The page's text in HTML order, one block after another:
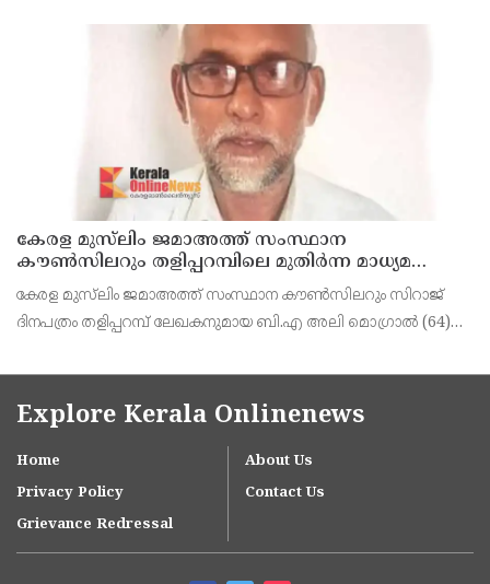
മൃതദേഹം തിരുവനന്തപുരത്തെ
കേരള മുസ്‌ലിം ജമാഅത്ത് സംസ്ഥാന
കൗൺസിലറും തളിപ്പറമ്പിലെ മുതിർന്ന മാധ്യമ
പ്രവർത്തകനുമായ ബി എ അലി മൊഗ്രാൽ
നിര്യാതനായി
കേരള മുസ്‌ലിം ജമാഅത്ത് സംസ്ഥാന കൗൺസിലറും സിറാജ്
ദിനപത്രം തളിപ്പറമ്പ് ലേഖകനുമായ ബി.എ അലി മൊഗ്രാൽ (64)
ജമാഅത്ത് ജില്ലാ സെക്രട്ടറി, എസ്.വൈ.എ
Explore Kerala Onlinenews
Home
About Us
Privacy Policy
Contact Us
Grievance Redressal